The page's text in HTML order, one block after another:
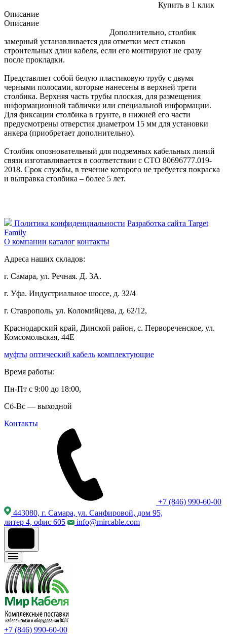
Купить в 1 клик
Описание
Описание
Дополнительно, столбик
замерный устанавливается для отметки мест стыков
строительных длин кабеля, если его монтируют не сразу
после прокладки.
Представляет собой белую пластиковую трубу с двумя
черными полосами, которые нанесены в верхней трети
столбика. Верхняя часть трубы плоская, для размещения
информационной таблички или специальной информации.
Для фиксации столбика в грунте, в нижней его части
предусмотрены отверстия диаметром 15 мм для установки
анкера (приобретает дополнительно).
Столбик опозновательный для подземных кабельных линий
связи изготавливается в соответствии с СТО 80696777.019-
2018. Срок службы, в течение которого не требуется покраска
и выправка столбика – более 5 лет.
Политика конфиденциальности Разработка сайта Target
Family
О компании каталог контакты
Адреса наших складов:
г. Самара, ул. Речная. Д. 3А.
г. Уфа. Индустриальное шоссе, д. 32/4
г. Ставрополь, ул. Коломийцева, д. 62/12,
Краснодарский край, Динской район, с. Первореченское, ул.
Комсомольская, 44Е
муфты оптический кабель комплектующие
Время работы:
Пн-Пт с 9:00 до 18:00,
Сб-Вс — выходной
Контакты
+7 (846) 990-60-00
443080, г. Самара, ул. Санфировой, дом 95,
литер 4, офис 605
info@mircable.com
+7 (846) 990-60-00